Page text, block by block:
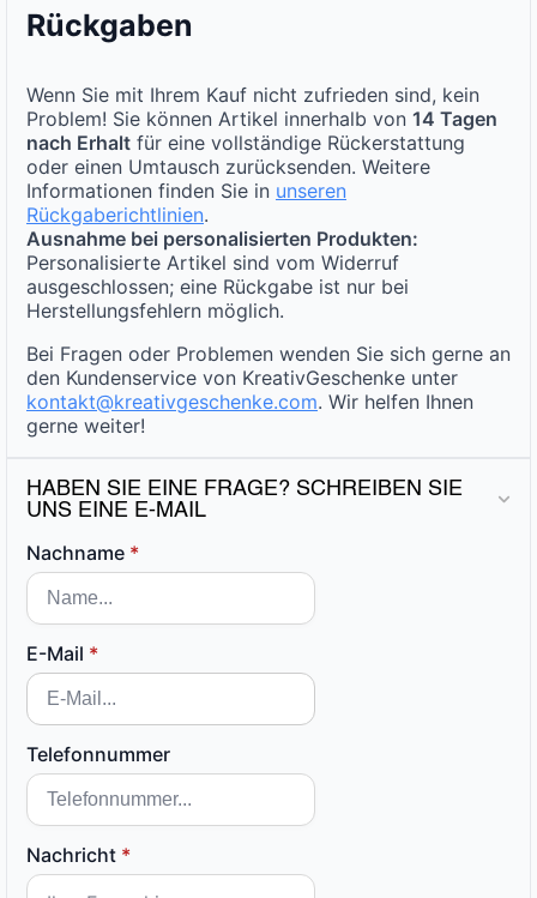
Rückgaben
Wenn Sie mit Ihrem Kauf nicht zufrieden sind, kein
Problem! Sie können Artikel innerhalb von 14 Tagen
nach Erhalt für eine vollständige Rückerstattung
oder einen Umtausch zurücksenden. Weitere
Informationen finden Sie in unseren
Rückgaberichtlinien.
Ausnahme bei personalisierten Produkten:
Personalisierte Artikel sind vom Widerruf
ausgeschlossen; eine Rückgabe ist nur bei
Herstellungsfehlern möglich.
Bei Fragen oder Problemen wenden Sie sich gerne an
den Kundenservice von KreativGeschenke unter
kontakt@kreativgeschenke.com. Wir helfen Ihnen
gerne weiter!
HABEN SIE EINE FRAGE? SCHREIBEN SIE
UNS EINE E-MAIL
Nachname *
E-Mail *
Telefonnummer
Nachricht *